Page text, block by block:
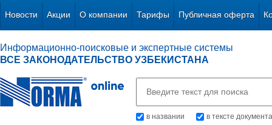
Новости Акции О компании Тарифы Публичная оферта
Информационно-поисковые и экспертные системы
ВСЕ ЗАКОНОДАТЕЛЬСТВО УЗБЕКИСТАНА
в названии в тексте документа